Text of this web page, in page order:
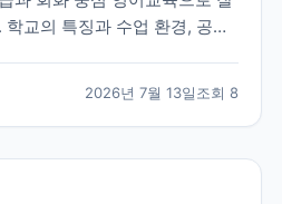
교의 특징과 수업 환경, 공식
2026년 7월 13일조회 8